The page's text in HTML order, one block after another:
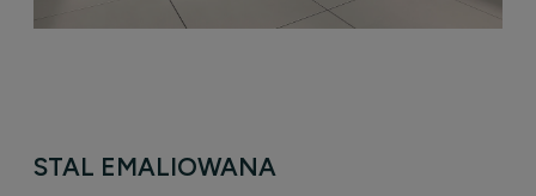
STAL EMALIOWANA